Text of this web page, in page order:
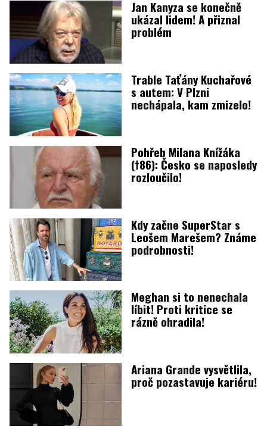
Jan Kanyza se konečně
ukázal lidem! A přiznal
problém
Trable Taťány Kuchařové
s autem: V Plzni
nechápala, kam zmizelo!
Pohřeb Milana Knížáka
(†86): Česko se naposledy
rozloučilo!
Kdy začne SuperStar s
Leošem Marešem? Známe
podrobnosti!
Meghan si to nenechala
líbit! Proti kritice se
rázně ohradila!
Ariana Grande vysvětlila,
proč pozastavuje kariéru!